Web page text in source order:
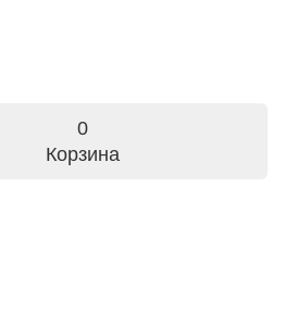
0
Корзина